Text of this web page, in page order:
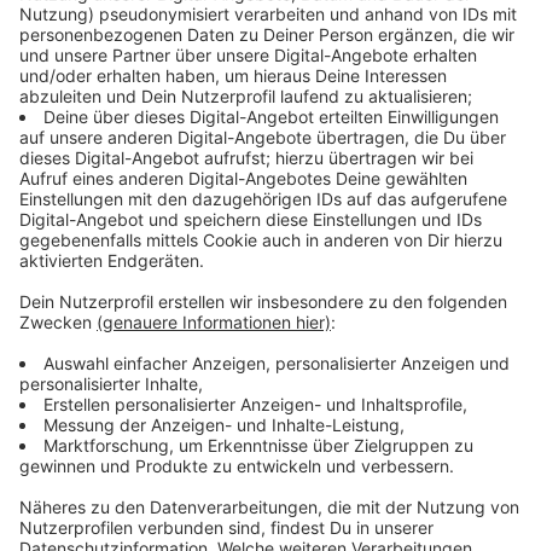
Digitale Anzeigetafelnin einigen Städten
Warnmeldungen überCell Broadcastdirekt aufs
Smartphone
Mit dem Warntag wollen Polizei, Feuerwehr,
Katastrophenschutz und das Technische Hilfswerk
regelmäßig überprüfen, ob alle Systeme zuverlässig
funktionieren und wie viele Menschen damit erreicht
werden.
Digitale Anzeigetafeln sind dabei noch relativ neu: Sie
wurden in NRW vor zwei Jahren erstmals beim
Warntag getestet und ergänzen seitdem die
bestehenden Warnsysteme.
Anzeige
Warnung direkt aufs Smartphone